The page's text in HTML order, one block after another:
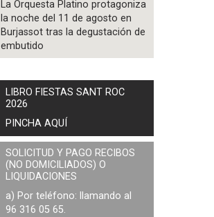
La Orquesta Platino protagoniza
la noche del 11 de agosto en
Burjassot tras la degustación de
embutido
LIBRO FIESTAS SANT ROC
2026
PINCHA AQUÍ
SOLICITUD Y PAGO RECIBOS
(NO DOMICILIADOS) O
LIQUIDACIONES
a) Por teléfono: llamando al
96 316 05 65.